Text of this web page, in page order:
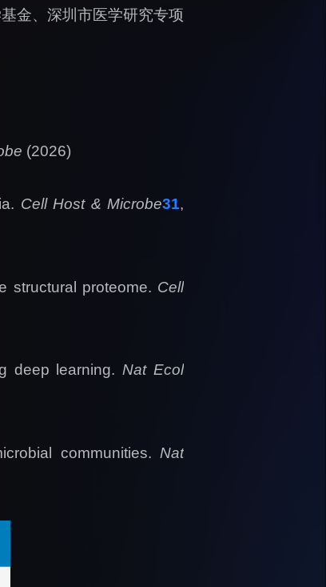
金、深圳市医学研究专项
(2026)
Cell Host & Microbe31,
structural proteome. Cell
deep learning.Nat Ecol
communities. Nat